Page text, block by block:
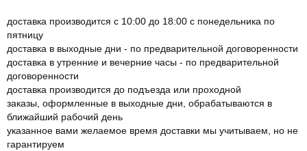
доставка производится с 10:00 до 18:00 с понедельника по
пятницу
доставка в выходные дни - по предварительной договоренности
доставка в утренние и вечерние часы - по предварительной
договоренности
доставка производится до подъезда или проходной
заказы, оформленные в выходные дни, обрабатываются в
ближайший рабочий день
указанное вами желаемое время доставки мы учитываем, но не
гарантируем